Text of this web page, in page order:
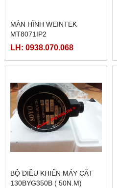
MÀN HÌNH WEINTEK
MT8071IP2
LH: 0938.070.068
BỘ ĐIỀU KHIỂN MÁY CẮT
130BYG350B ( 50N.M)